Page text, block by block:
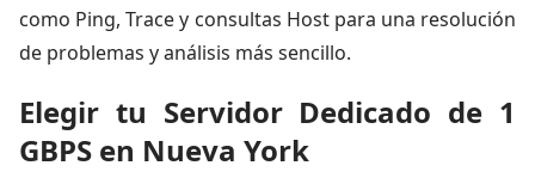
como Ping, Trace y consultas Host para una resolución
de problemas y análisis más sencillo.
Elegir tu Servidor Dedicado de 1
GBPS en Nueva York